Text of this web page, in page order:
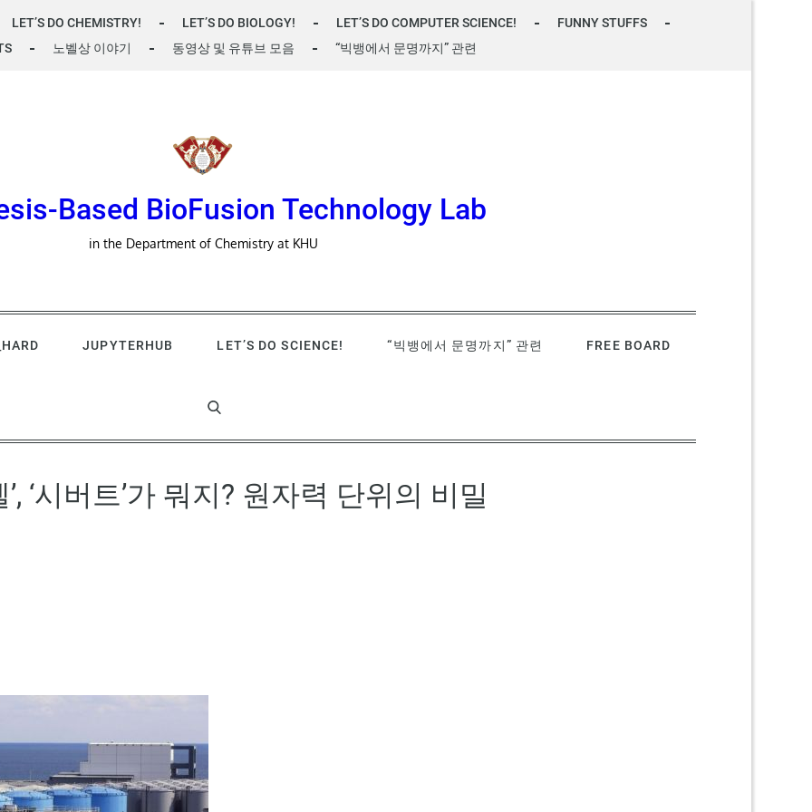
LET’S DO CHEMISTRY! LET’S DO BIOLOGY! LET’S DO COMPUTER SCIENCE!
FUNNY STUFFS
노벨상 이야기 동영상 및 유튜브 모음 “빅뱅에서 문명까지” 관련
Based BioFusion Technology Lab
in the Department of Chemistry at KHU
JUPYTERHUB LET’S DO SCIENCE! “빅뱅에서 문명까지” 관련 FREE BOARD
’, ‘시버트’가 뭐지? 원자력 단위의 비밀